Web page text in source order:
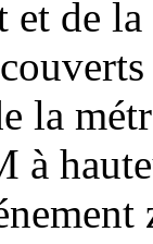
de
la
à